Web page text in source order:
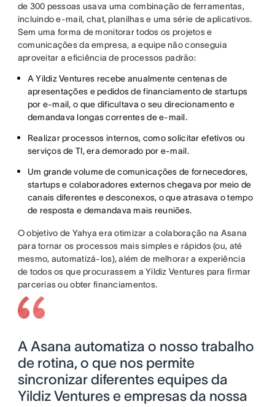
de 300 pessoas usava uma combinação de ferramentas,
incluindo e-mail, chat, planilhas e uma série de aplicativos.
Sem uma forma de monitorar todos os projetos e
comunicações da empresa, a equipe não conseguia
aproveitar a eficiência de processos padrão:
A Yildiz Ventures recebe anualmente centenas de
apresentações e pedidos de financiamento de startups
por e-mail, o que dificultava o seu direcionamento e
demandava longas correntes de e-mail.
Realizar processos internos, como solicitar efetivos ou
serviços de TI, era demorado por e-mail.
Um grande volume de comunicações de fornecedores,
startups e colaboradores externos chegava por meio de
canais diferentes e desconexos, o que atrasava o tempo
de resposta e demandava mais reuniões.
O objetivo de Yahya era otimizar a colaboração na Asana
para tornar os processos mais simples e rápidos (ou, até
mesmo, automatizá-los), além de melhorar a experiência
de todos os que procurassem a Yildiz Ventures para firmar
parcerias ou obter financiamentos.
A Asana automatiza o nosso trabalho
de rotina, o que nos permite
sincronizar diferentes equipes da
Yildiz Ventures e empresas da nossa